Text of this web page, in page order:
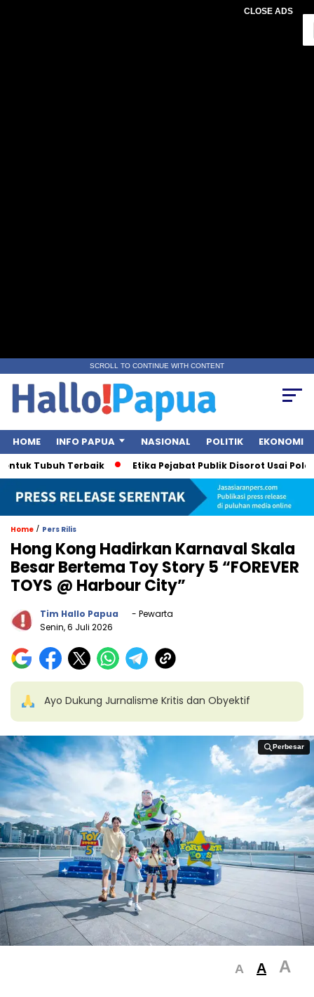
CLOSE ADS
SCROLL TO CONTINUE WITH CONTENT
HOME INFO PAPUA NASIONAL POLITIK EKONOMI
Terbaik Etika Pejabat Publik Disorot Usai Polemik
Home / Pers Rilis
Hong Kong Hadirkan Karnaval Skala
Besar Bertema Toy Story 5 “FOREVER
TOYS @ Harbour City”
Tim Hallo Papua
- Pewarta
Senin, 6 Juli 2026
Ayo Dukung Jurnalisme Kritis dan Obyektif
Perbesar
Perbesar
A A A